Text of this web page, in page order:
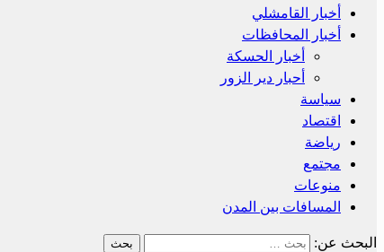
أخبار القامشلي
أخبار المحافظات
أخبار الحسكة
أحبار دير الزور
سياسة
اقتصاد
رياضة
مجتمع
منوعات
المسافات بين المدن
البحث عن: